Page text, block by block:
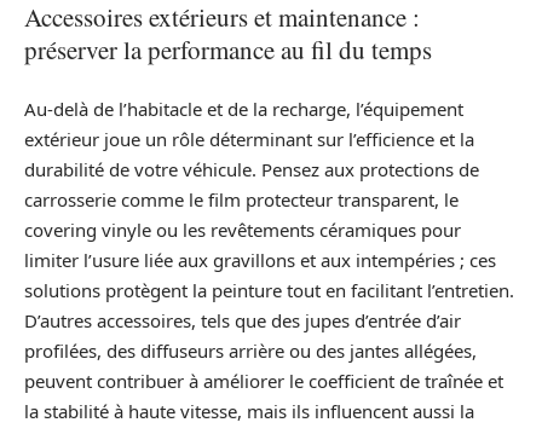
Accessoires extérieurs et maintenance :
préserver la performance au fil du temps
Au-delà de l’habitacle et de la recharge, l’équipement
extérieur joue un rôle déterminant sur l’efficience et la
durabilité de votre véhicule. Pensez aux protections de
carrosserie comme le film protecteur transparent, le
covering vinyle ou les revêtements céramiques pour
limiter l’usure liée aux gravillons et aux intempéries ; ces
solutions protègent la peinture tout en facilitant l’entretien.
D’autres accessoires, tels que des jupes d’entrée d’air
profilées, des diffuseurs arrière ou des jantes allégées,
peuvent contribuer à améliorer le coefficient de traînée et
la stabilité à haute vitesse, mais ils influencent aussi la